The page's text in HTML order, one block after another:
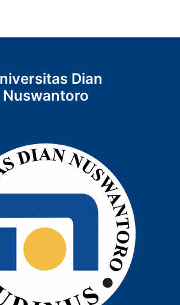
Dian
Nuswantoro